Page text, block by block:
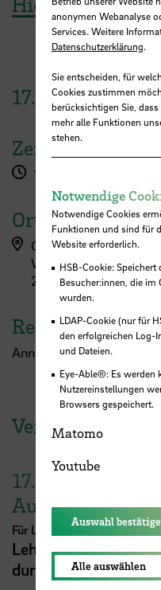
17. Mai2025
Zeit
10:00 - 14:15 Uhr
Ort
Campus Werderstraße
Werderstraße 73
28199 Bremen
Referent:in
Anna Peschke und
Veranstaltungen
17.
August
Für Lehrende
durch digitale Tools
anonymen Webanalyse
Services. Weitere
Datenschutzerklärung.
Sie entscheiden, für
Cookies zustimmen
berücksichtigen Sie,
mehr alle Funktionen
stehen.
Notwendige
Notwendige Cookies
Funktionen und sind für
Website erforderlich.
HSB-Cookie: Speichert
Besucher:innen, die
wurden.
LDAP-Cookie (nur für
den erfolgreichen Log-
und Dateien.
Eye-Able®: Es werden
Nutzereinstellungen
Browsers gespeichert.
Matomo
Youtube
Auswahl
Alle auswählen